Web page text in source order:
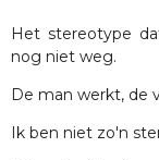
Het stereotype
nog niet weg.
De man werkt, de
Ik ben niet zo'n